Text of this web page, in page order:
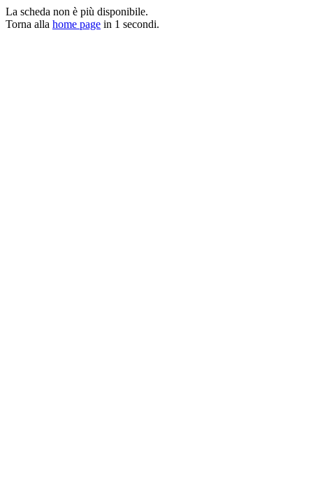
La scheda non è più disponibile.
Torna alla home page in 1 secondi.